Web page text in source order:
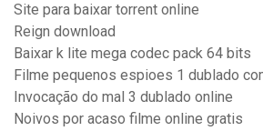
Site para baixar torrent online
Reign download
Baixar k lite mega codec pack 64 bits
Filme pequenos espioes 1 dublado
Invocação do mal 3 dublado online
Noivos por acaso filme online gratis